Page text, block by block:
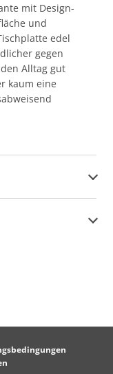
mit Design-
und
edel
gegen
Alltag gut
kaum eine